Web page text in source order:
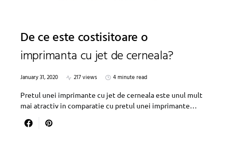
De ce este costisitoare o
imprimanta cu jet de cerneala?
January 31, 2020 217 views
4 minute read
Pretul unei imprimante cu jet de cerneala este unul mult
mai atractiv in comparatie cu pretul unei imprimante…